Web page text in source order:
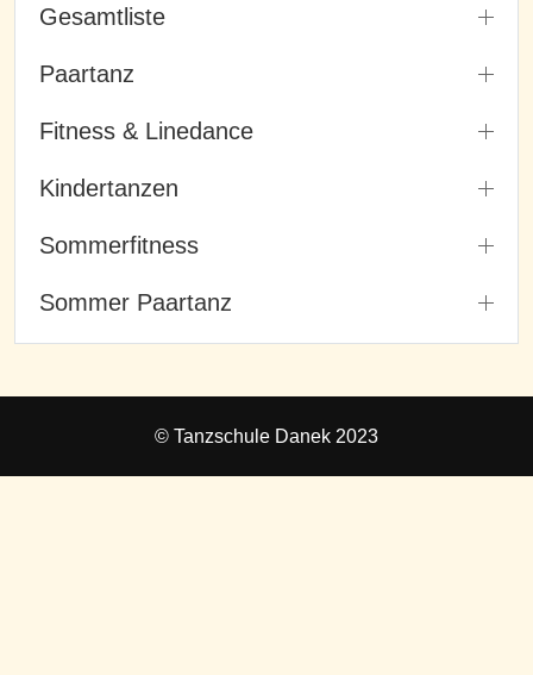
Gesamtliste
Paartanz
Fitness & Linedance
Kindertanzen
Sommerfitness
Sommer Paartanz
© Tanzschule Danek 2023